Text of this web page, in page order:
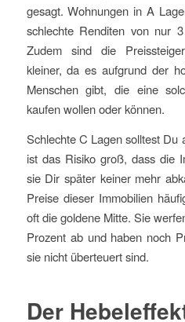
gesagt. Wohnungen in A
schlechte Renditen von nur
Zudem sind die
kleiner, da es aufgrund der
Menschen gibt, die eine
kaufen wollen oder können.
Schlechte C Lagen solltest Du
ist das Risiko groß, dass die
sie Dir später keiner mehr
Preise dieser Immobilien
oft die goldene Mitte. Sie
Prozent ab und haben noch
sie nicht überteuert sind.
Der